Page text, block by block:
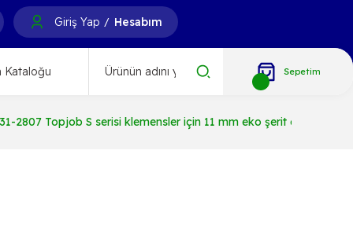
Giriş Yap / Hesabım
Kataloğu Sepetim
2807 Topjob S serisi klemensler için 11 mm eko şerit etiket,